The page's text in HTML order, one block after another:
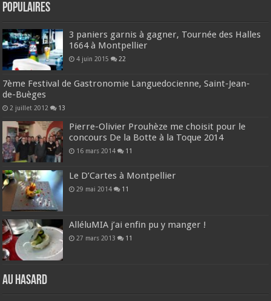
Populaires
3 paniers garnis à gagner, Tournée des Halles
1664 à Montpellier
4 juin 2015 22
7ème Festival de Gastronomie Languedocienne, Saint-Jean-
de-Buèges
2 juillet 2012 13
Pierre-Olivier Prouhèze me choisit pour le
concours De la Botte à la Toque 2014
16 mars 2014 11
Le D’Cartes à Montpellier
29 mai 2014 11
AlléluMIA j’ai enfin pu y manger !
27 mars 2013 11
Au hasard